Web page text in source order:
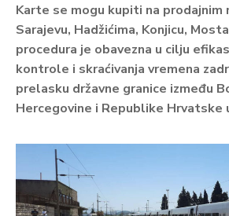
Karte se mogu kupiti na prodajnim
Sarajevu, Hadžićima, Konjicu,
procedura je obavezna u cilju
kontrole i skraćivanja vremena
prelasku državne granice između
Hercegovine i Republike Hrvatske